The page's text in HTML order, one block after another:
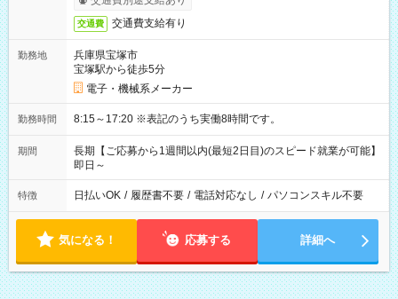
交通費 交通費支給有り
勤務地
兵庫県宝塚市
宝塚駅から徒歩5分
電子・機械系メーカー
勤務時間 8:15～17:20 ※表記のうち実働8時間です。
期間
長期【ご応募から1週間以内(最短2日目)のスピード就業が可能】
即日～
特徴 日払いOK / 履歴書不要 / 電話対応なし / パソコンスキル不要
気になる！ 応募する 詳細へ